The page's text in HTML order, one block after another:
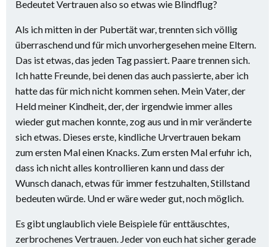
Bedeutet Vertrauen also so etwas wie Blindflug?
Als ich mitten in der Pubertät war, trennten sich völlig
überraschend und für mich unvorhergesehen meine Eltern.
Das ist etwas, das jeden Tag passiert. Paare trennen sich.
Ich hatte Freunde, bei denen das auch passierte, aber ich
hatte das für mich nicht kommen sehen. Mein Vater, der
Held meiner Kindheit, der, der irgendwie immer alles
wieder gut machen konnte, zog aus und in mir veränderte
sich etwas. Dieses erste, kindliche Urvertrauen bekam
zum ersten Mal einen Knacks. Zum ersten Mal erfuhr ich,
dass ich nicht alles kontrollieren kann und dass der
Wunsch danach, etwas für immer festzuhalten, Stillstand
bedeuten würde. Und er wäre weder gut, noch möglich.
Es gibt unglaublich viele Beispiele für enttäuschtes,
zerbrochenes Vertrauen. Jeder von euch hat sicher gerade